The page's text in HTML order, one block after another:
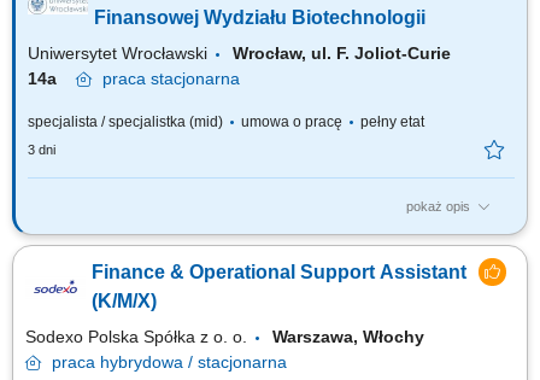
Finansowej Wydziału Biotechnologii
Uniwersytet Wrocławski
Wrocław, ul. F. Joliot-Curie
14a
praca stacjonarna
specjalista / specjalistka (mid) umowa o pracę pełny etat
3 dni
pokaż opis
Wymiar etatu: pełny Liczba etatów: 1 Główne obowiązki Obsługa
przyznanych środków finansowych. Koordynacja i prowadzenie spraw
związanych z obsługą administracyjno-finansową realizowanych
Finance & Operational Support Assistant
(K/M/X)
Sodexo Polska Spółka z o. o.
Warszawa, Włochy
praca hybrydowa / stacjonarna